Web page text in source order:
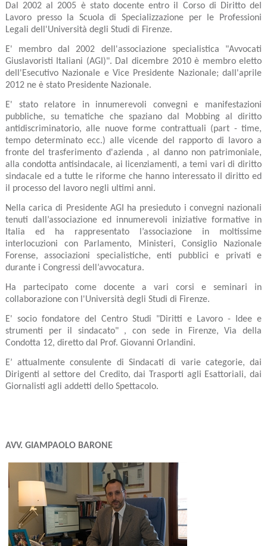
Dal 2002 al 2005 è stato docente entro il Corso di Diritto del
Lavoro presso la Scuola di Specializzazione per le Professioni
Legali dell'Università degli Studi di Firenze.
E' membro dal 2002 dell'associazione specialistica "Avvocati
Giuslavoristi Italiani (AGI)". Dal dicembre 2010 è membro eletto
dell'Esecutivo Nazionale e Vice Presidente Nazionale; dall'aprile
2012 ne è stato Presidente Nazionale.
E' stato relatore in innumerevoli convegni e manifestazioni
pubbliche, su tematiche che spaziano dal Mobbing al diritto
antidiscriminatorio, alle nuove forme contrattuali (part - time,
tempo determinato ecc.) alle vicende del rapporto di lavoro a
fronte del trasferimento d'azienda , al danno non patrimoniale,
alla condotta antisindacale, ai licenziamenti, a temi vari di diritto
sindacale ed a tutte le riforme che hanno interessato il diritto ed
il processo del lavoro negli ultimi anni.
Nella carica di Presidente AGI ha presieduto i convegni nazionali
tenuti dall’associazione ed innumerevoli iniziative formative in
Italia ed ha rappresentato l’associazione in moltissime
interlocuzioni con Parlamento, Ministeri, Consiglio Nazionale
Forense, associazioni specialistiche, enti pubblici e privati e
durante i Congressi dell’avvocatura.
Ha partecipato come docente a vari corsi e seminari in
collaborazione con l'Università degli Studi di Firenze.
E' socio fondatore del Centro Studi "Diritti e Lavoro - Idee e
strumenti per il sindacato" , con sede in Firenze, Via della
Condotta 12, diretto dal Prof. Giovanni Orlandini.
E’ attualmente consulente di Sindacati di varie categorie, dai
Dirigenti al settore del Credito, dai Trasporti agli Esattoriali, dai
Giornalisti agli addetti dello Spettacolo.
AVV. GIAMPAOLO BARONE